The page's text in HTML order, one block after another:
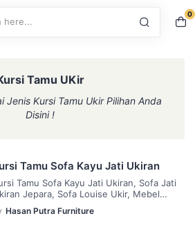
0
Tamu UKir
Jenis Kursi Tamu Ukir Pilihan Anda
Disini !
Tamu Sofa Kayu Jati Ukiran
Tamu Sofa Kayu Jati Ukiran, Sofa Jati
Jepara, Sofa Louise Ukir, Mebel
satu dari sekian banyak produk Hasan
Hasan Putra Furniture